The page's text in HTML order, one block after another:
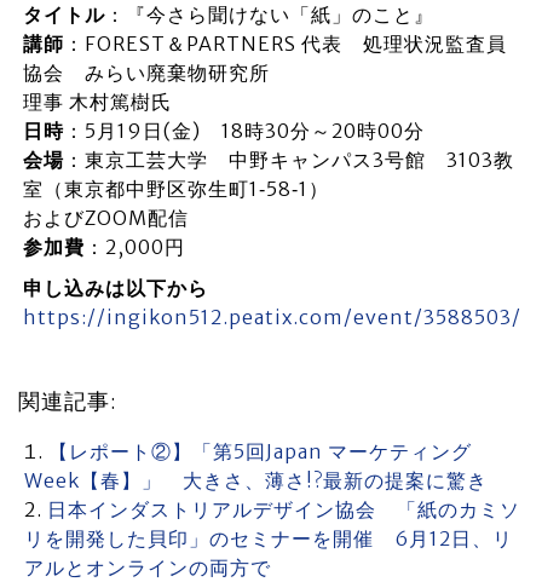
タイトル：『今さら聞けない「紙」のこと』
講師 ：FOREST＆PARTNERS 代表 処理状況監査員
協会 みらい廃棄物研究所
理事 木村篤樹氏
日時：5月19日(金) 18時30分～20時00分
会場：東京工芸大学 中野キャンパス3号館 3103教
室（東京都中野区弥生町1‐58‐1）
およびZOOM配信
参加費 ：2,000円
申し込みは以下から
https://ingikon512.peatix.com/event/3588503/
関連記事:
【レポート②】「第5回Japan マーケティング
Week【春】」 大きさ、薄さ!?最新の提案に驚き
日本インダストリアルデザイン協会 「紙のカミソ
リを開発した貝印」のセミナーを開催 6月12日、リ
アルとオンラインの両方で